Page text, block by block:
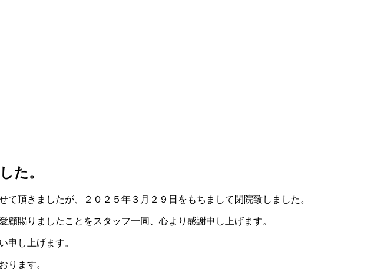
た。
頂きましたが、２０２５年３月２９日をもちまして閉院致しました。
賜りましたことをスタッフ一同、心より感謝申し上げます。
申し上げます。
ります。